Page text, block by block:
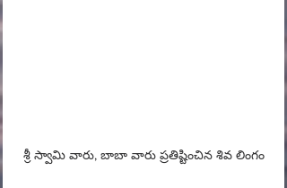
శ్రీ స్వామి వారు, బాబా వారు ప్రతిష్టించిన శివ లింగం